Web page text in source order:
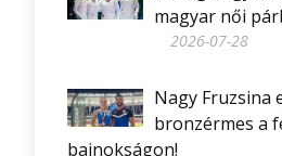
magyar női
2026-07-28
Nagy Fruzsina
bronzérmes a
bajnokságon!